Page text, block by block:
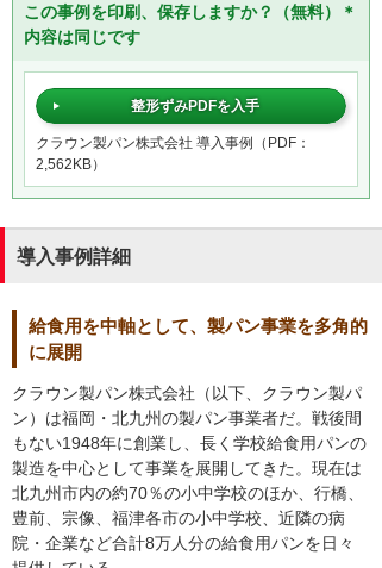
この事例を印刷、保存しますか？（無料）＊
内容は同じです
整形ずみPDFを入手
クラウン製パン株式会社 導入事例（PDF：
2,562KB）
導入事例詳細
給食用を中軸として、製パン事業を多角的
に展開
クラウン製パン株式会社（以下、クラウン製パ
ン）は福岡・北九州の製パン事業者だ。戦後間
もない1948年に創業し、長く学校給食用パンの
製造を中心として事業を展開してきた。現在は
北九州市内の約70％の小中学校のほか、行橋、
豊前、宗像、福津各市の小中学校、近隣の病
院・企業など合計8万人分の給食用パンを日々